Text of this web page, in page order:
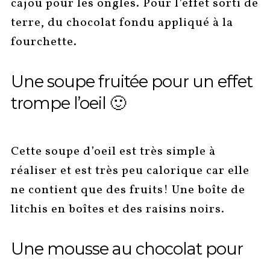
cajou pour les ongles. Pour l’effet sorti de
terre, du chocolat fondu appliqué à la
fourchette.
Une soupe fruitée pour un effet
trompe l’oeil 🙂
Cette soupe d’oeil est très simple à
réaliser et est très peu calorique car elle
ne contient que des fruits! Une boîte de
litchis en boîtes et des raisins noirs.
Une mousse au chocolat pour